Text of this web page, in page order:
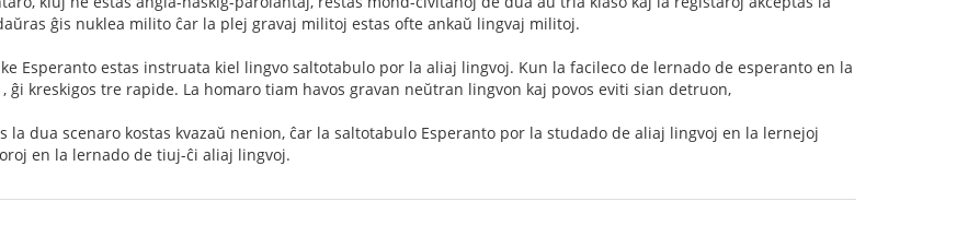
ĝis nuklea milito ĉar la plej gravaj militoj estas ofte ankaŭ lingvaj militoj.
Esperanto estas instruata kiel lingvo saltotabulo por la aliaj lingvoj. Kun la facileco de lernado de esperanto en la
ĝi kreskigos tre rapide. La homaro tiam havos gravan neŭtran lingvon kaj povos eviti sian detruon,
la dua scenaro kostas kvazaŭ nenion, ĉar la saltotabulo Esperanto por la studado de aliaj lingvoj en la lernejoj
en la lernado de tiuj-ĉi aliaj lingvoj.